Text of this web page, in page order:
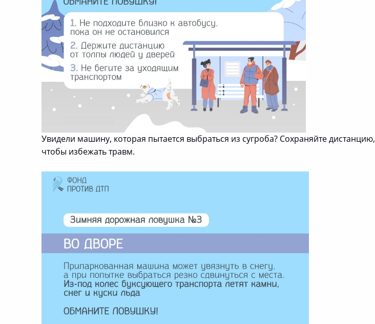
Увидели машину, которая пытается выбраться из сугроба? Сохраняйте дистанцию,
чтобы избежать травм.